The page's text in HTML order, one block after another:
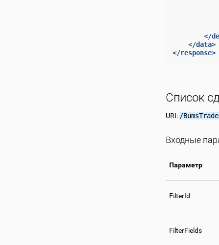
</
</data>
</response>
Список
URI: /
Входные
Параметр
FilterId
FilterFields